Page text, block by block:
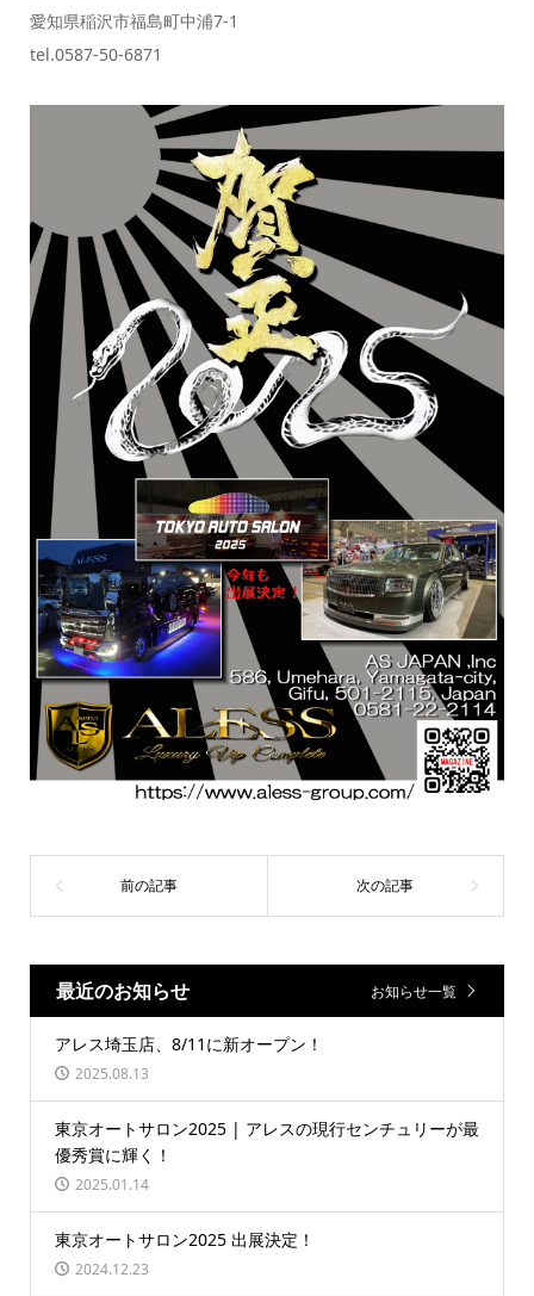
愛知県稲沢市福島町中浦7-1
tel.0587-50-6871
最近のお知らせ お知らせ一覧
アレス埼玉店、8/11に新オープン！
2025.08.13
東京オートサロン2025 | アレスの現行センチュリーが最
優秀賞に輝く！
2025.01.14
東京オートサロン2025 出展決定！
2024.12.23